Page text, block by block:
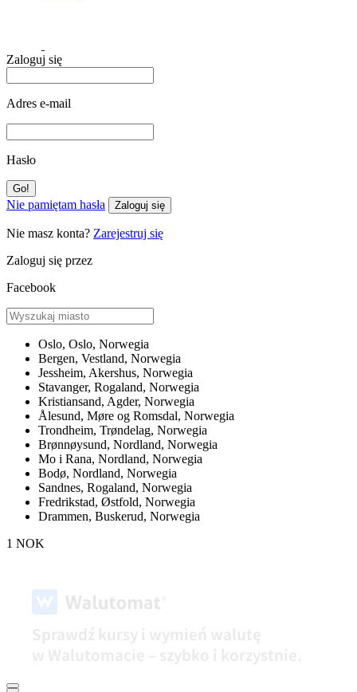
Zaloguj się
Adres e-mail
Hasło
Nie pamiętam hasła Zaloguj się
Nie masz konta? Zarejestruj się
Zaloguj się przez
Facebook
Oslo, Oslo, Norwegia
Bergen, Vestland, Norwegia
Jessheim, Akershus, Norwegia
Stavanger, Rogaland, Norwegia
Kristiansand, Agder, Norwegia
Ålesund, Møre og Romsdal, Norwegia
Trondheim, Trøndelag, Norwegia
Brønnøysund, Nordland, Norwegia
Mo i Rana, Nordland, Norwegia
Bodø, Nordland, Norwegia
Sandnes, Rogaland, Norwegia
Fredrikstad, Østfold, Norwegia
Drammen, Buskerud, Norwegia
1 NOK